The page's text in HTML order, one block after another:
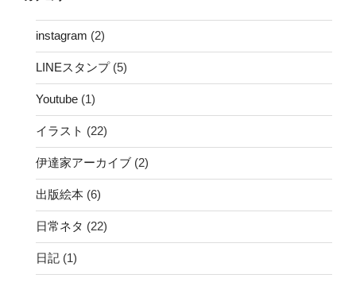
instagram (2)
LINEスタンプ(5)
Youtube (1)
イラスト (22)
伊達家アーカイブ (2)
出版絵本 (6)
日常ネタ (22)
日記 (1)